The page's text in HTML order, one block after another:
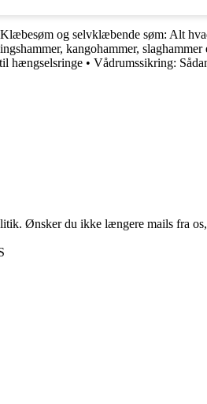
Klæbesøm og selvklæbende søm: Alt
kangohammer, slaghammer
hængselsringe • Vådrumssikring:
Ønsker du ikke længere mails fra